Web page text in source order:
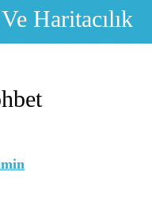
Haritacılık